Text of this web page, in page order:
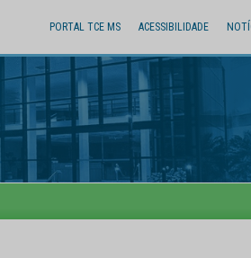
PORTAL TCE MS ACESSIBILIDADE